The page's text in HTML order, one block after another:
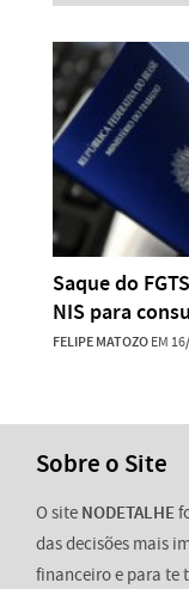
Saque do
NIS para
FELIPE MATOZOEM
Sobre o Site
O site NODETALHE
das decisões mais
financeiro e para te